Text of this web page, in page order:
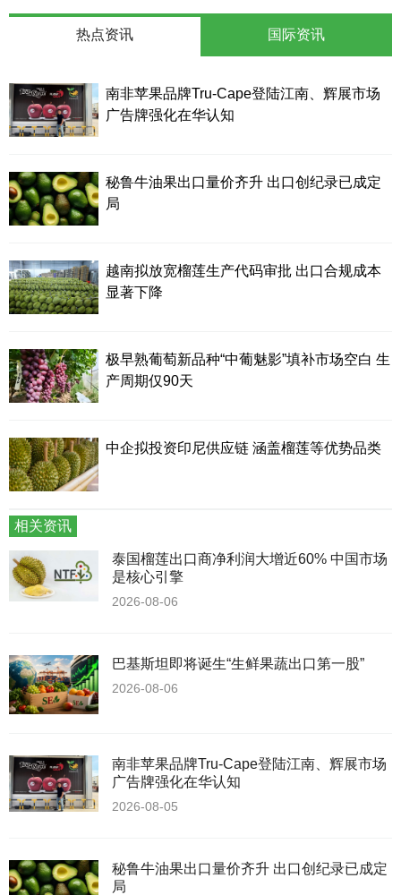
热点资讯
南非苹果品牌Tru-Cape登陆江南、辉展市场
广告牌强化在华认知
秘鲁牛油果出口量价齐升 出口创纪录已成定
局
越南拟放宽榴莲生产代码审批 出口合规成本
显著下降
极早熟葡萄新品种“中葡魅影”填补市场空白 生
产周期仅90天
中企拟投资印尼供应链 涵盖榴莲等优势品类
国际资讯
相关资讯
泰国榴莲出口商净利润大增近60% 中国市场
是核心引擎
2026-08-06
巴基斯坦即将诞生“生鲜果蔬出口第一股”
2026-08-06
南非苹果品牌Tru-Cape登陆江南、辉展市场
广告牌强化在华认知
2026-08-05
秘鲁牛油果出口量价齐升 出口创纪录已成定
局